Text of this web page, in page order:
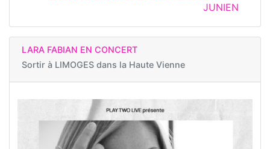
JUNIEN
LARA FABIAN EN CONCERT
Sortir à LIMOGES dans la Haute Vienne